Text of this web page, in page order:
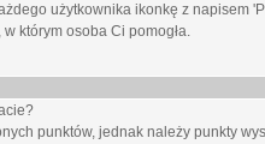
użytkownika ikonkę z napisem
którym osoba Ci pomogła.
punktów, jednak należy punkty